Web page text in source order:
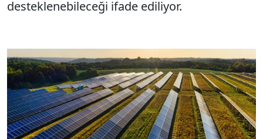
desteklenebileceği ifade ediliyor.